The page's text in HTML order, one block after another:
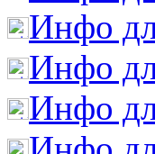
Инфо
Инфо
Инфо